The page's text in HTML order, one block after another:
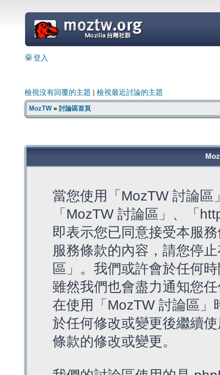
=
登入
檢視沒有回覆的主題 檢視最近討論的主題
MozTW» 討論區首頁
當您使用「MozTW 討論
「MozTW 討論區」、「
即表示您已同意接受本服
服務條款的內容，請您停
區」。我們或許會於任何
雖然我們也會盡力通知您
在使用「MozTW 討論區
於任何修改或變更後繼續
條款的修改或變更。